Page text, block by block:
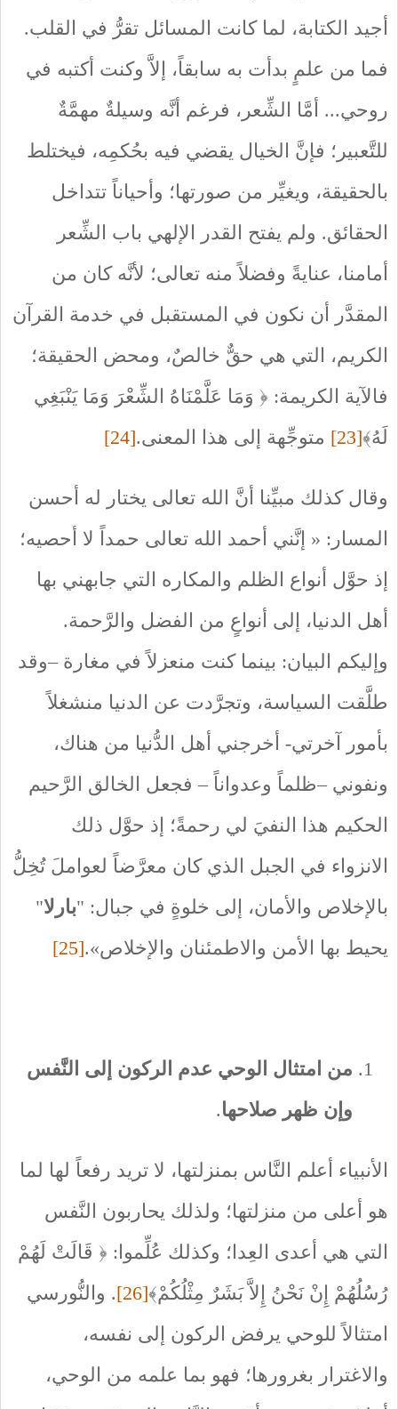
أجيد الكتابة، لما كانت المسائل تقرُّ في القلب.
فما من علمٍ بدأت به سابقاً، إلاَّ وكنت أكتبه في
روحي... أمَّا الشِّعر، فرغم أنَّه وسيلةٌ مهمَّةٌ
للتَّعبير؛ فإنَّ الخيال يقضي فيه بحُكمِه، فيختلط
بالحقيقة، ويغيِّر من صورتها؛ وأحياناً تتداخل
الحقائق. ولم يفتح القدر الإلهي باب الشِّعر
أمامنا، عنايةً وفضلاً منه تعالى؛ لأنَّه كان من
المقدَّر أن نكون في المستقبل في خدمة القرآن
الكريم، التي هي حقٌّ خالصٌ، ومحض الحقيقة؛
فالآية الكريمة: ﴿ وَمَا عَلَّمْنَاهُ الشِّعْرَ وَمَا يَنْبَغِي
لَهُ﴾[23] متوجِّهة إلى هذا المعنى.[24]
وقال كذلك مبيِّنا أنَّ الله تعالى يختار له أحسن
المسار: « إنَّني أحمد الله تعالى حمداً لا أحصيه؛
إذ حوَّل أنواع الظلم والمكاره التي جابهني بها
أهل الدنيا، إلى أنواعٍ من الفضل والرَّحمة.
وإليكم البيان: بينما كنت منعزلاً في مغارة –وقد
طلَّقت السياسة، وتجرَّدت عن الدنيا منشغلاً
بأمور آخرتي- أخرجني أهل الدُّنيا من هناك،
ونفوني –ظلماً وعدواناً – فجعل الخالق الرَّحيم
الحكيم هذا النفيَ لي رحمةً؛ إذ حوَّل ذلك
الانزواء في الجبل الذي كان معرَّضاً لعواملَ تُخِلُّ
بالإخلاص والأمان، إلى خلوةٍ في جبال: "بارلا"
يحيط بها الأمن والاطمئنان والإخلاص».[25]
من امتثال الوحي عدم الركون إلى النَّفس
وإن ظهر صلاحها.
الأنبياء أعلم النَّاس بمنزلتها، لا تريد رفعاً لها لما
هو أعلى من منزلتها؛ ولذلك يحاربون النَّفس
التي هي أعدى العِدا؛ وكذلك عُلِّموا: ﴿ قَالَتْ لَهُمْ
رُسُلُهُمْ إِنْ نَحْنُ إِلاَّ بَشَرٌ مِثْلُكُمْ﴾[26]
. والنُّورسي
امتثالاً للوحي يرفض الركون إلى نفسه،
والاغترار بغرورها؛ فهو بما علمه من الوحي،